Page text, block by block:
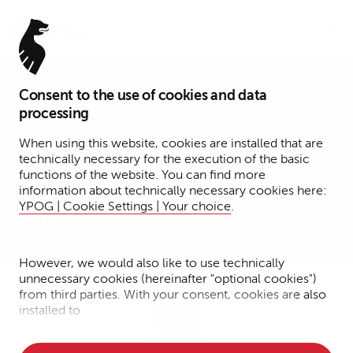
Consent to the use of cookies and data
processing
When using this website, cookies are installed that are
technically necessary for the execution of the basic
functions of the website. You can find more
information about technically necessary cookies here:
YPOG | Cookie Settings | Your choice.
However, we would also like to use technically
unnecessary cookies (hereinafter "optional cookies")
from third parties. With your consent, cookies are also
installed to
Associate
Maxim Kotlov
Köln